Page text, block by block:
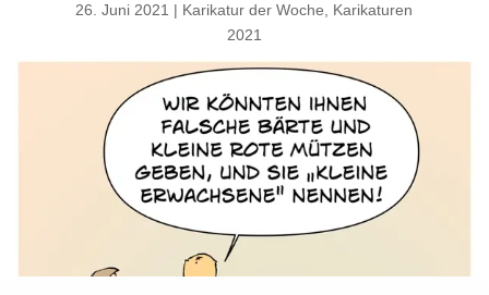
26. Juni 2021 Karikatur der Woche
Karikaturen
2021